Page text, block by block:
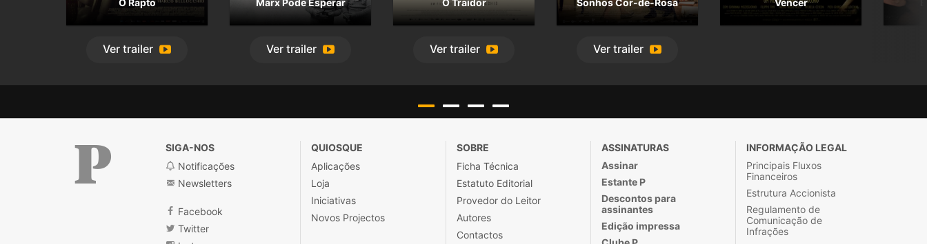
O Rapto
Ver trailer
Marx Pode Esperar
Ver trailer
O Traidor
Ver trailer
Sonhos Cor-de-Rosa
Ver trailer
Vencer
Público
SIGA-NOS
Notificações
Newsletters
Facebook
Twitter
QUIOSQUE
Aplicações
Loja
Iniciativas
Novos Projectos
SOBRE
Ficha Técnica
Estatuto Editorial
Provedor do Leitor
Autores
Contactos
ASSINATURAS
Assinar
Estante P
Descontos para
assinantes
Edição impressa
INFORMAÇÃO LEGAL
Principais Fluxos
Financeiros
Estrutura Accionista
Regulamento de
Comunicação de
Infrações